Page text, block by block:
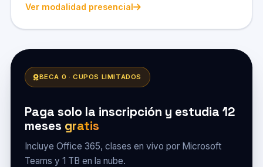
Ver modalidad presencial
BECA 0 · CUPOS LIMITADOS
Paga solo la inscripción y estudia 12
meses gratis
Incluye Office 365, clases en vivo por Microsoft
Teams y 1 TB en la nube.